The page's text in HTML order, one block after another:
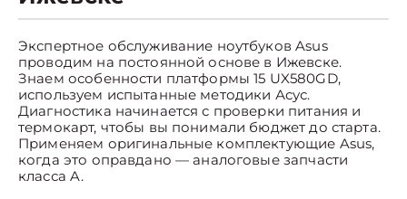
Экспертное обслуживание ноутбуков Asus
проводим на постоянной основе в Ижевске.
Знаем особенности платформы 15 UX580GD,
используем испытанные методики Асус.
Диагностика начинается с проверки питания и
термокарт, чтобы вы понимали бюджет до старта.
Применяем оригинальные комплектующие Asus,
когда это оправдано — аналоговые запчасти
класса A.